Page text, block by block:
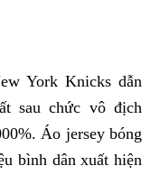
York Knicks dẫn
sau chức vô địch
Áo jersey bóng
bình dân xuất hiện